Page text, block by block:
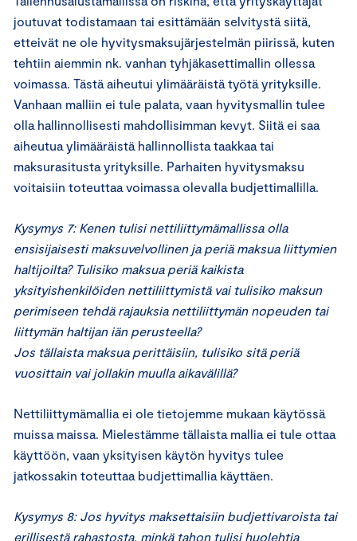
joutuvat todistamaan tai esittämään selvitystä siitä,
etteivät ne ole hyvitysmaksujärjestelmän piirissä, kuten
tehtiin aiemmin nk. vanhan tyhjäkasettimallin ollessa
voimassa. Tästä aiheutui ylimääräistä työtä yrityksille.
Vanhaan malliin ei tule palata, vaan hyvitysmallin tulee
olla hallinnollisesti mahdollisimman kevyt. Siitä ei saa
aiheutua ylimääräistä hallinnollista taakkaa tai
maksurasitusta yrityksille. Parhaiten hyvitysmaksu
voitaisiin toteuttaa voimassa olevalla budjettimallilla.
Kysymys 7: Kenen tulisi nettiliittymämallissa olla
ensisijaisesti maksuvelvollinen ja periä maksua liittymien
haltijoilta? Tulisiko maksua periä kaikista
yksityishenkilöiden nettiliittymistä vai tulisiko maksun
perimiseen tehdä rajauksia nettiliittymän nopeuden tai
liittymän haltijan iän perusteella?
Jos tällaista maksua perittäisiin, tulisiko sitä periä
vuosittain vai jollakin muulla aikavälillä?
Nettiliittymämallia ei ole tietojemme mukaan käytössä
muissa maissa. Mielestämme tällaista mallia ei tule ottaa
käyttöön, vaan yksityisen käytön hyvitys tulee
jatkossakin toteuttaa budjettimallia käyttäen.
Kysymys 8: Jos hyvitys maksettaisiin budjettivaroista tai
erillisestä rahastosta, minkä tahon tulisi huolehtia